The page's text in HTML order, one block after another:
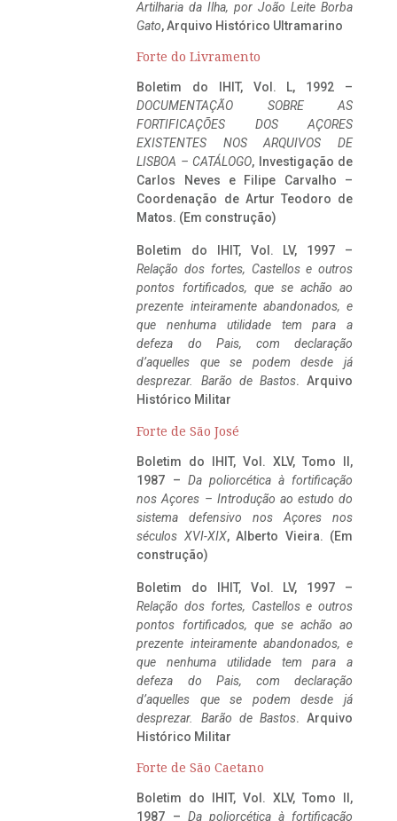
Artilharia da Ilha, por João Leite Borba
Gato, Arquivo Histórico Ultramarino
Forte do Livramento
Boletim do IHIT, Vol. L, 1992 –
DOCUMENTAÇÃO SOBRE AS
FORTIFICAÇÕES DOS AÇORES
EXISTENTES NOS ARQUIVOS DE
LISBOA – CATÁLOGO, Investigação de
Carlos Neves e Filipe Carvalho –
Coordenação de Artur Teodoro de
Matos. (Em construção)
Boletim do IHIT, Vol. LV, 1997 –
Relação dos fortes, Castellos e outros
pontos fortificados, que se achão ao
prezente inteiramente abandonados, e
que nenhuma utilidade tem para a
defeza do Pais, com declaração
d’aquelles que se podem desde já
desprezar. Barão de Bastos. Arquivo
Histórico Militar
Forte de São José
Boletim do IHIT, Vol. XLV, Tomo II,
1987 – Da poliorcética à fortificação
nos Açores – Introdução ao estudo do
sistema defensivo nos Açores nos
séculos XVI-XIX, Alberto Vieira. (Em
construção)
Boletim do IHIT, Vol. LV, 1997 –
Relação dos fortes, Castellos e outros
pontos fortificados, que se achão ao
prezente inteiramente abandonados, e
que nenhuma utilidade tem para a
defeza do Pais, com declaração
d’aquelles que se podem desde já
desprezar. Barão de Bastos. Arquivo
Histórico Militar
Forte de São Caetano
Boletim do IHIT, Vol. XLV, Tomo II,
1987 – Da poliorcética à fortificação